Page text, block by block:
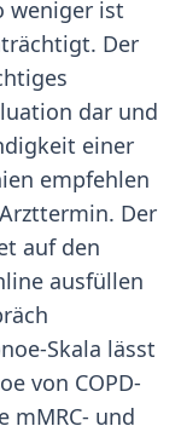
weniger ist
Der
dar und
einer
empfehlen
Der
auf den
ausfüllen
Skala lässt
von COPD-
mMRC- und